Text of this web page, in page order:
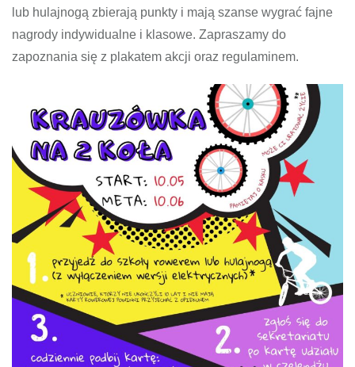
lub hulajnogą zbierają punkty i mają szanse wygrać fajne
nagrody indywidualne i klasowe. Zapraszamy do
zapoznania się z plakatem akcji oraz regulaminem.